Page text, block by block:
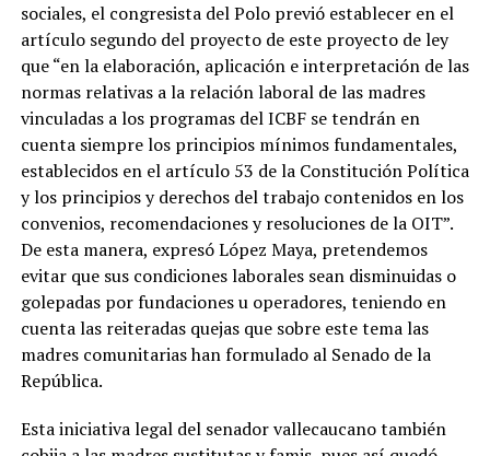
sociales, el congresista del Polo previó establecer en el
artículo segundo del proyecto de este proyecto de ley
que “en la elaboración, aplicación e interpretación de las
normas relativas a la relación laboral de las madres
vinculadas a los programas del ICBF se tendrán en
cuenta siempre los principios mínimos fundamentales,
establecidos en el artículo 53 de la Constitución Política
y los principios y derechos del trabajo contenidos en los
convenios, recomendaciones y resoluciones de la OIT”.
De esta manera, expresó López Maya, pretendemos
evitar que sus condiciones laborales sean disminuidas o
golepadas por fundaciones u operadores, teniendo en
cuenta las reiteradas quejas que sobre este tema las
madres comunitarias han formulado al Senado de la
República.
Esta iniciativa legal del senador vallecaucano también